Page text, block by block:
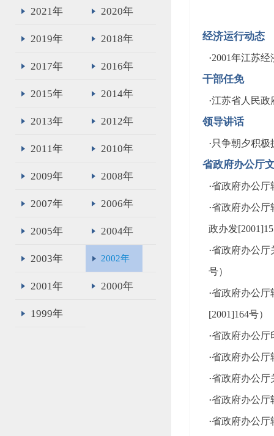
2021年 2020年
2019年 2018年
2017年 2016年
2015年 2014年
2013年 2012年
2011年 2010年
2009年 2008年
2007年 2006年
2005年 2004年
2003年 2002年
2001年 2000年
1999年
经济运行动态
·2001年江苏
干部任免
·江苏省人民政
领导讲话
· 只争朝夕积
省政府办公厅
·省政府办公厅
·省政府办公厅
政办发
·省政府办公厅
号）
·省政府办公厅
[2001]164号）
·省政府办公厅
·省政府办公厅
·省政府办公厅
·省政府办公厅
·省政府办公厅